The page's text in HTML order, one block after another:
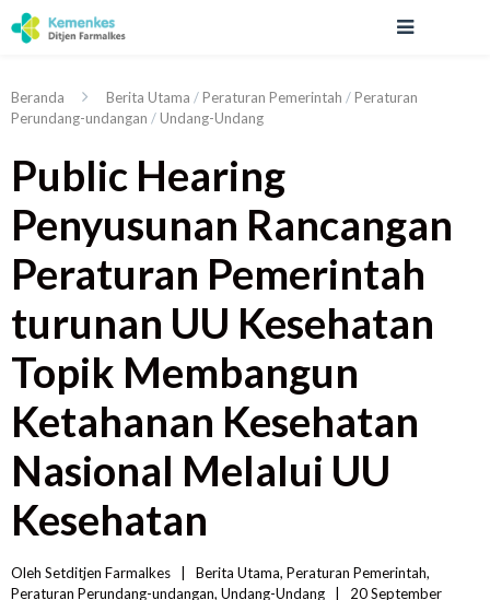
Beranda Berita Utama / Peraturan Pemerintah / Peraturan
Perundang-undangan / Undang-Undang
Public Hearing
Penyusunan Rancangan
Peraturan Pemerintah
turunan UU Kesehatan
Topik Membangun
Ketahanan Kesehatan
Nasional Melalui UU
Kesehatan
Oleh Setditjen Farmalkes Berita Utama, Peraturan Pemerintah
Peraturan Perundang-undangan, Undang-Undang
20 September